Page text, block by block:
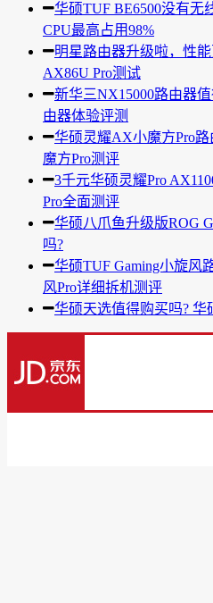
华硕TUF BE6500没有无
CPU最高占用98%
明星路由器升级啦，性
AX86U Pro测试
新华三NX15000路由器
由器体验评测
华硕灵耀AX小魔方Pro
魔方Pro测评
3千元华硕灵耀Pro
Pro全面测评
华硕八爪鱼升级版ROG
吗?
华硕TUF Gaming小旋风
风Pro详细拆机测评
华硕天选值得购买吗?